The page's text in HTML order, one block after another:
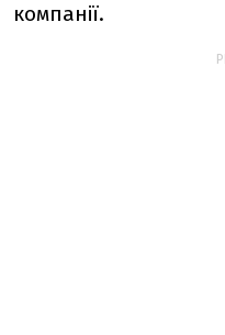
компанії.